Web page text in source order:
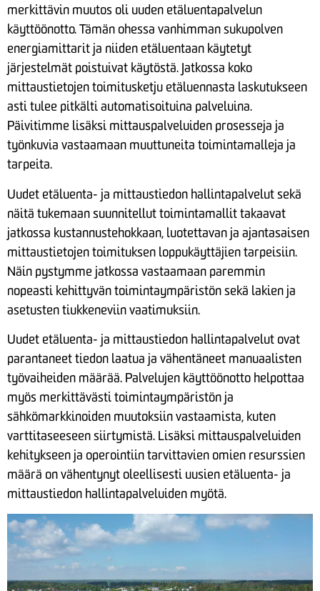
merkittävin muutos oli uuden etäluentapalvelun
käyttöönotto. Tämän ohessa vanhimman sukupolven
energiamittarit ja niiden etäluentaan käytetyt
järjestelmät poistuivat käytöstä. Jatkossa koko
mittaustietojen toimitusketju etäluennasta laskutukseen
asti tulee pitkälti automatisoituina palveluina.
Päivitimme lisäksi mittauspalveluiden prosesseja ja
työnkuvia vastaamaan muuttuneita toimintamalleja ja
tarpeita.
Uudet etäluenta- ja mittaustiedon hallintapalvelut sekä
näitä tukemaan suunnitellut toimintamallit takaavat
jatkossa kustannustehokkaan, luotettavan ja ajantasaisen
mittaustietojen toimituksen loppukäyttäjien tarpeisiin.
Näin pystymme jatkossa vastaamaan paremmin
nopeasti kehittyvän toimintaympäristön sekä lakien ja
asetusten tiukkeneviin vaatimuksiin.
Uudet etäluenta- ja mittaustiedon hallintapalvelut ovat
parantaneet tiedon laatua ja vähentäneet manuaalisten
työvaiheiden määrää. Palvelujen käyttöönotto helpottaa
myös merkittävästi toimintaympäristön ja
sähkömarkkinoiden muutoksiin vastaamista, kuten
varttitaseeseen siirtymistä. Lisäksi mittauspalveluiden
kehitykseen ja operointiin tarvittavien omien resurssien
määrä on vähentynyt oleellisesti uusien etäluenta- ja
mittaustiedon hallintapalveluiden myötä.